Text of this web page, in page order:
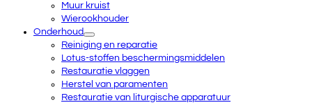
Muur kruist
Wierookhouder
Onderhoud
Reiniging en reparatie
Lotus-stoffen beschermingsmiddelen
Restauratie vlaggen
Herstel van paramenten
Restauratie van liturgische apparatuur